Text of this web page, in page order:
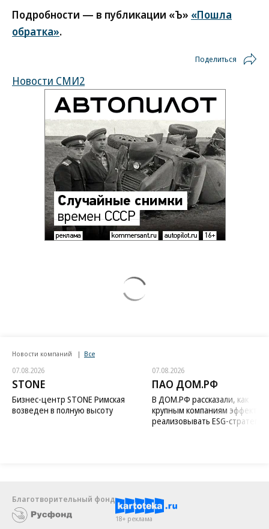
Подробности — в публикации «Ъ» «Пошла
обратка».
Поделиться
Новости СМИ2
Новости компаний Все
07.08.2026
STONE
Бизнес-центр STONE Римская
возведен в полную высоту
07.08.2026
ПАО ДОМ.РФ
В ДОМ.РФ рассказали, как
крупным компаниям
реализовывать ESG-стратегию
Благотворительный фонд
18+ реклама